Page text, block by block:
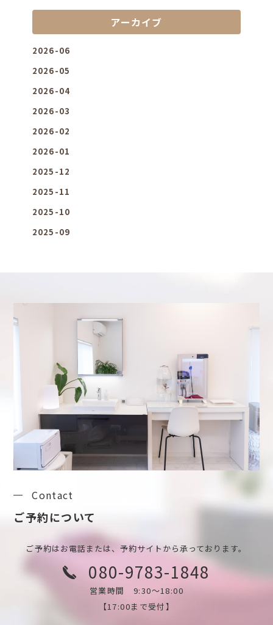
アーカイブ
2026-06
2026-05
2026-04
2026-03
2026-02
2026-01
2025-12
2025-11
2025-10
2025-09
Contact
ご予約について
ご予約はお電話または、予約サイトから承っております。
080-9783-1848
営業時間 9:30～18:00
【17:00まで受付】